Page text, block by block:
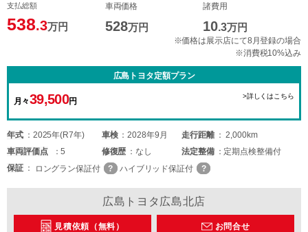
支払総額
538.3万円
車両価格
528万円
諸費用
10.3万円
※価格は展示店にて8月登録の場合
※消費税10%込み
広島トヨタ定額プラン
月々39,500円
>詳しくはこちら
年式 2025年(R7年) 車検 2028年9月 走行距離
2,000km
車両評価点 5 修復歴 なし 法定整備
定期点検整備付
保証
ロングラン保証付 ハイブリッド保証付
広島トヨタ広島北店
見積依頼（無料） お問合せ